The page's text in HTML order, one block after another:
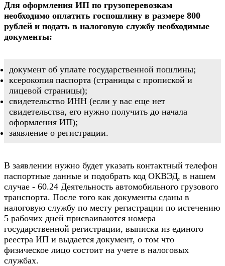
Для оформления ИП по грузоперевозкам
необходимо оплатить госпошлину в размере 800
рублей и подать в налоговую службу необходимые
документы:
документ об уплате государственной пошлины;
ксерокопия паспорта (страницы с пропиской и
лицевой страницы);
свидетельство ИНН (если у вас еще нет
свидетельства, его нужно получить до начала
оформления ИП);
заявление о регистрации.
В заявлении нужно будет указать контактный телефон
паспортные данные и подобрать код ОКВЭД, в нашем
случае - 60.24 Деятельность автомобильного грузового
транспорта. После того как документы сданы в
налоговую службу по месту регистрации по истечению
5 рабочих дней присваиваются номера
государственной регистрации, выписка из единого
реестра ИП и выдается документ, о том что
физическое лицо состоит на учете в налоговых
службах.